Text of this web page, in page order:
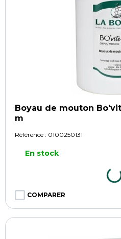
Boyau de mouton
m
Référence : 0100250131
En stock
COMPARER